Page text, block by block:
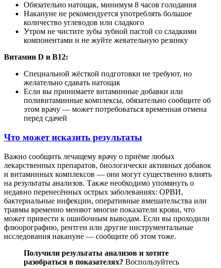
Обязательно натощак, минимум 8 часов голодания
Накануне не рекомендуется употреблять большое
количество углеводов или сладкого
Утром не чистите зубы зубной пастой со сладкими
компонентами и не жуйте жевательную резинку
Витамин D и B12:
Специальной жёсткой подготовки не требуют, но
желательно сдавать натощак
Если вы принимаете витаминные добавки или
поливитаминные комплексы, обязательно сообщите об
этом врачу — может потребоваться временная отмена
перед сдачей
Что может исказить результаты
Важно сообщить лечащему врачу о приёме любых
лекарственных препаратов, биологически активных добавок
и витаминных комплексов — они могут существенно влиять
на результаты анализов. Также необходимо упомянуть о
недавно перенесённых острых заболеваниях: ОРВИ,
бактериальные инфекции, оперативные вмешательства или
травмы временно меняют многие показатели крови, что
может привести к ошибочным выводам. Если вы проходили
флюорографию, рентген или другие инструментальные
исследования накануне — сообщите об этом тоже.
Получили результаты анализов и хотите
разобраться в показателях? Воспользуйтесь